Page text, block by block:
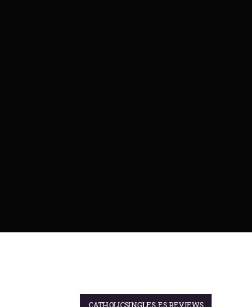
CATHOLICSINGLES ES REVIEWS